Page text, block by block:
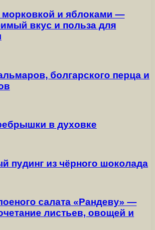
морковкой и яблоками —
вкус и польза для
болгарского перца и
в духовке
пудинг из чёрного шоколада
салата «Рандеву» —
листьев, овощей и